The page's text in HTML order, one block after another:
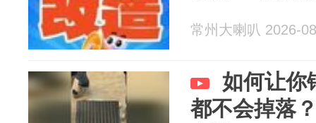
常州大喇叭 2026-
如何让你
都不会掉落